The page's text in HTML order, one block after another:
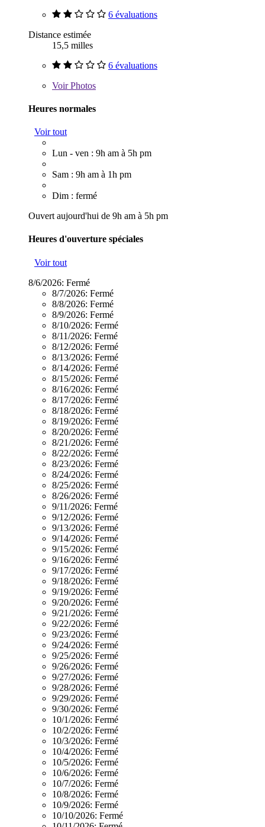
6 évaluations
Distance estimée
15,5 milles
6 évaluations
VoirPhotos
Heures normales
Voir tout
Lun - ven : 9h am à 5h pm
Sam : 9h am à 1h pm
Dim : fermé
Ouvert aujourd'hui de 9h am à 5h pm
Heures d'ouverture spéciales
Voir tout
8/6/2026: Fermé
8/7/2026: Fermé
8/8/2026: Fermé
8/9/2026: Fermé
8/10/2026: Fermé
8/11/2026: Fermé
8/12/2026: Fermé
8/13/2026: Fermé
8/14/2026: Fermé
8/15/2026: Fermé
8/16/2026: Fermé
8/17/2026: Fermé
8/18/2026: Fermé
8/19/2026: Fermé
8/20/2026: Fermé
8/21/2026: Fermé
8/22/2026: Fermé
8/23/2026: Fermé
8/24/2026: Fermé
8/25/2026: Fermé
8/26/2026: Fermé
9/11/2026: Fermé
9/12/2026: Fermé
9/13/2026: Fermé
9/14/2026: Fermé
9/15/2026: Fermé
9/16/2026: Fermé
9/17/2026: Fermé
9/18/2026: Fermé
9/19/2026: Fermé
9/20/2026: Fermé
9/21/2026: Fermé
9/22/2026: Fermé
9/23/2026: Fermé
9/24/2026: Fermé
9/25/2026: Fermé
9/26/2026: Fermé
9/27/2026: Fermé
9/28/2026: Fermé
9/29/2026: Fermé
9/30/2026: Fermé
10/1/2026: Fermé
10/2/2026: Fermé
10/3/2026: Fermé
10/4/2026: Fermé
10/5/2026: Fermé
10/6/2026: Fermé
10/7/2026: Fermé
10/8/2026: Fermé
10/9/2026: Fermé
10/10/2026: Fermé